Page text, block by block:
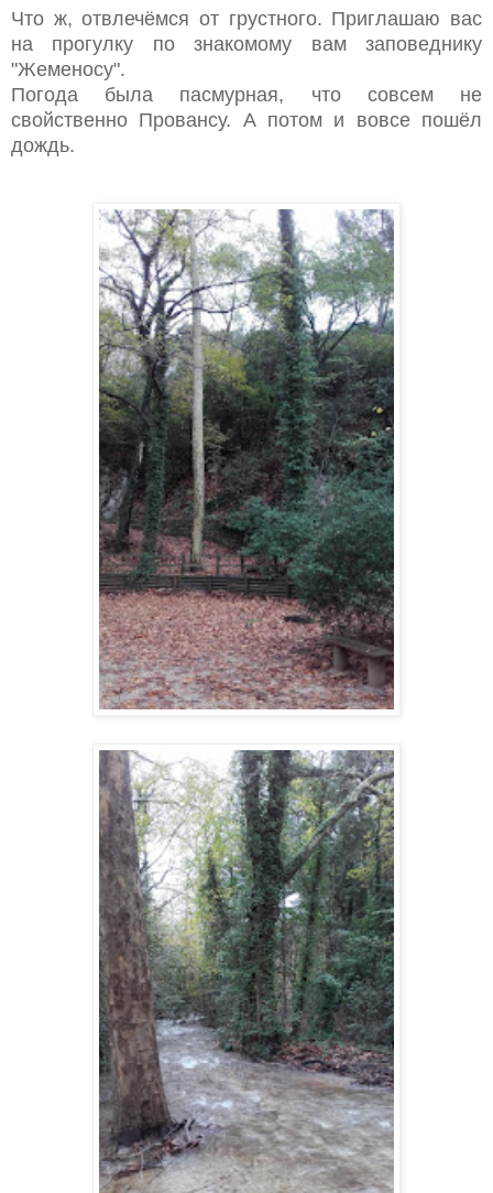
Что ж, отвлечёмся от грустного. Приглашаю вас
на прогулку по знакомому вам заповеднику
"Жеменосу".
Погода была пасмурная, что совсем не
свойственно Провансу. А потом и вовсе пошёл
дождь.